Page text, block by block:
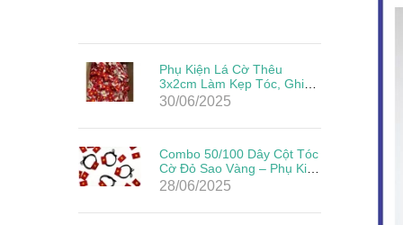
Phụ Kiện Lá Cờ Thêu
3x2cm Làm Kẹp Tóc, Ghim
Cài Đẹp Giá Rẻ Mừng Lễ
30/06/2025
Combo 50/100 Dây Cột Tóc
Cờ Đỏ Sao Vàng – Phụ Kiện
Yêu Nước Cho Mẹ & Bé
28/06/2025